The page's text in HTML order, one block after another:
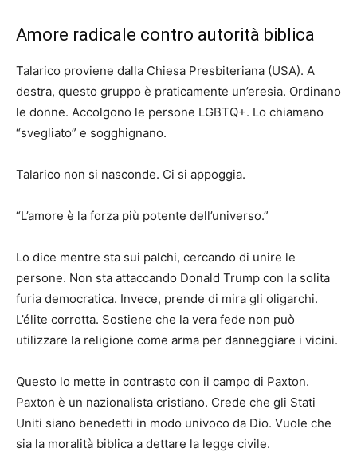
Amore radicale contro autorità biblica
Talarico proviene dalla Chiesa Presbiteriana (USA). A
destra, questo gruppo è praticamente un’eresia. Ordinano
le donne. Accolgono le persone LGBTQ+. Lo chiamano
“svegliato” e sogghignano.
Talarico non si nasconde. Ci si appoggia.
“L’amore è la forza più potente dell’universo.”
Lo dice mentre sta sui palchi, cercando di unire le
persone. Non sta attaccando Donald Trump con la solita
furia democratica. Invece, prende di mira gli oligarchi.
L’élite corrotta. Sostiene che la vera fede non può
utilizzare la religione come arma per danneggiare i vicini.
Questo lo mette in contrasto con il campo di Paxton.
Paxton è un nazionalista cristiano. Crede che gli Stati
Uniti siano benedetti in modo univoco da Dio. Vuole che
sia la moralità biblica a dettare la legge civile.